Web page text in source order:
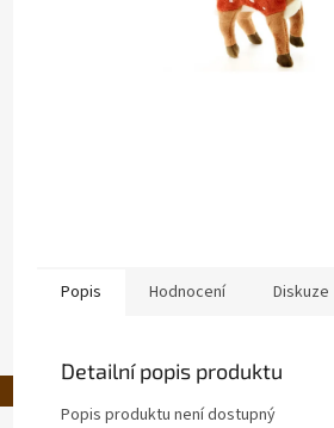
Popis Hodnocení Diskuze
Detailní popis produktu
Popis produktu není dostupný